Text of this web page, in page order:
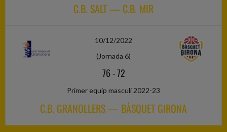
C.B. SALT — C.B. MIR
10/12/2022
(Jornada 6)
76-72
Primer equip masculí 2022-23
C.B. GRANOLLERS — BÀSQUET GIRONA